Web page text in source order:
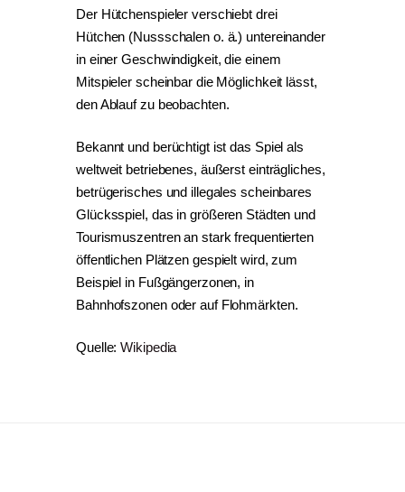
Der Hütchenspieler verschiebt drei
Hütchen (Nussschalen o. ä.) untereinander
in einer Geschwindigkeit, die einem
Mitspieler scheinbar die Möglichkeit lässt,
den Ablauf zu beobachten.
Bekannt und berüchtigt ist das Spiel als
weltweit betriebenes, äußerst einträgliches,
betrügerisches und illegales scheinbares
Glücksspiel, das in größeren Städten und
Tourismuszentren an stark frequentierten
öffentlichen Plätzen gespielt wird, zum
Beispiel in Fußgängerzonen, in
Bahnhofszonen oder auf Flohmärkten.
Quelle:Wikipedia